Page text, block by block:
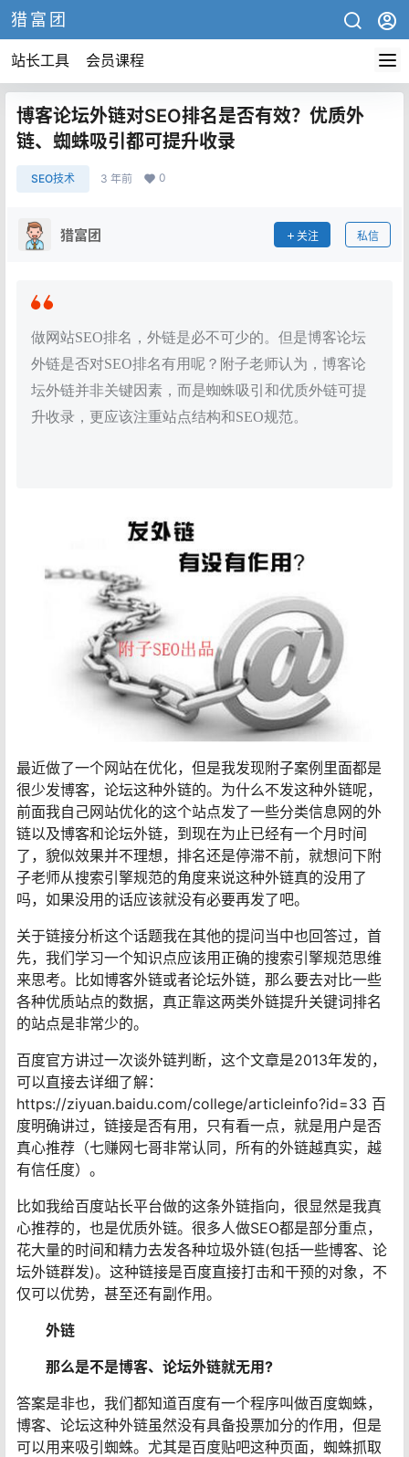
猎富团
站长工具 会员课程
博客论坛外链对SEO排名是否有效？优质外
链、蜘蛛吸引都可提升收录
SEO技术 3 年前 0
猎富团 关注 私信
做网站SEO排名，外链是必不可少的。但是博客论坛
外链是否对SEO排名有用呢？附子老师认为，博客论
坛外链并非关键因素，而是蜘蛛吸引和优质外链可提
升收录，更应该注重站点结构和SEO规范。
最近做了一个网站在优化，但是我发现附子案例里面都是
很少发博客，论坛这种外链的。为什么不发这种外链呢，
前面我自己网站优化的这个站点发了一些分类信息网的外
链以及博客和论坛外链，到现在为止已经有一个月时间
了，貌似效果并不理想，排名还是停滞不前，就想问下附
子老师从搜索引擎规范的角度来说这种外链真的没用了
吗，如果没用的话应该就没有必要再发了吧。
关于链接分析这个话题我在其他的提问当中也回答过，首
先，我们学习一个知识点应该用正确的搜索引擎规范思维
来思考。比如博客外链或者论坛外链，那么要去对比一些
各种优质站点的数据，真正靠这两类外链提升关键词排名
的站点是非常少的。
百度官方讲过一次谈外链判断，这个文章是2013年发的，
可以直接去详细了解：
https://ziyuan.baidu.com/college/articleinfo?id=33 百
度明确讲过，链接是否有用，只有看一点，就是用户是否
真心推荐（七赚网七哥非常认同，所有的外链越真实，越
有信任度）。
比如我给百度站长平台做的这条外链指向，很显然是我真
心推荐的，也是优质外链。很多人做SEO都是部分重点，
花大量的时间和精力去发各种垃圾外链(包括一些博客、论
坛外链群发)。这种链接是百度直接打击和干预的对象，不
仅可以优势，甚至还有副作用。
外链
那么是不是博客、论坛外链就无用?
答案是非也，我们都知道百度有一个程序叫做百度蜘蛛，
博客、论坛这种外链虽然没有具备投票加分的作用，但是
可以用来吸引蜘蛛。尤其是百度贴吧这种页面，蜘蛛抓取